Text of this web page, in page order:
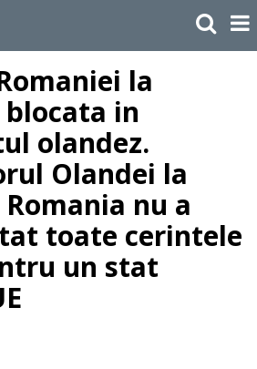
la
blocata in
olandez.
Olandei la
nu a
toate cerintele
un stat